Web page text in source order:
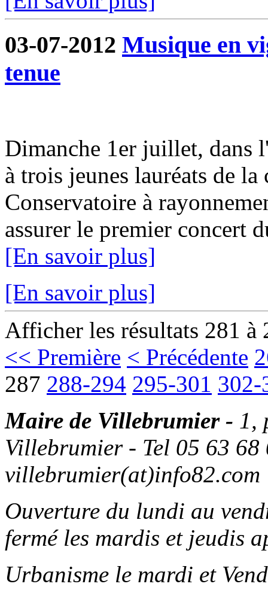
03-07-2012 Musique en
tenue
Dimanche 1er juillet, dans
à trois jeunes lauréats de
Conservatoire à
assurer le premier concert
[En savoir plus]
[En savoir plus]
Afficher les résultats 281 à
<< Première < Précédente
287 288-294 295-301 302-
Maire de Villebrumier - 1,
Villebrumier - Tel 05 63
villebrumier(at)info82.com
Ouverture du lundi au
fermé les mardis et jeudis
Urbanisme le mardi et